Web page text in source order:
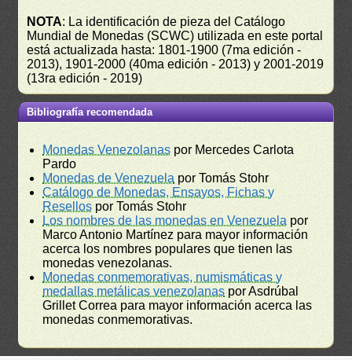
NOTA: La identificación de pieza del Catálogo
Mundial de Monedas (SCWC) utilizada en este portal
está actualizada hasta: 1801-1900 (7ma edición -
2013), 1901-2000 (40ma edición - 2013) y 2001-2019
(13ra edición - 2019)
Bibliografía recomendada
Monedas Venezolanas por Mercedes Carlota
Pardo
Monedas de Venezuela por Tomás Stohr
Catálogo de Monedas, Ensayos, Fichas y
Resellos por Tomás Stohr
Los nombres de las monedas en Venezuela por
Marco Antonio Martínez para mayor información
acerca los nombres populares que tienen las
monedas venezolanas.
Monedas conmemorativas, numismáticas y
medallas metálicas venezolanas por Asdrúbal
Grillet Correa para mayor información acerca las
monedas conmemorativas.